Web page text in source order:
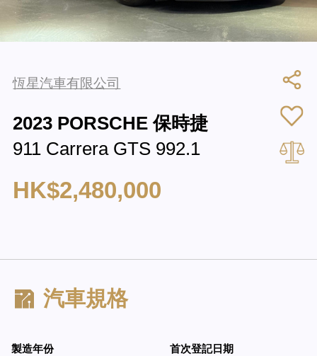
恆星汽車有限公司
2023 PORSCHE 保時捷
911 Carrera GTS 992.1
HK$2,480,000
汽車規格
製造年份 首次登記日期